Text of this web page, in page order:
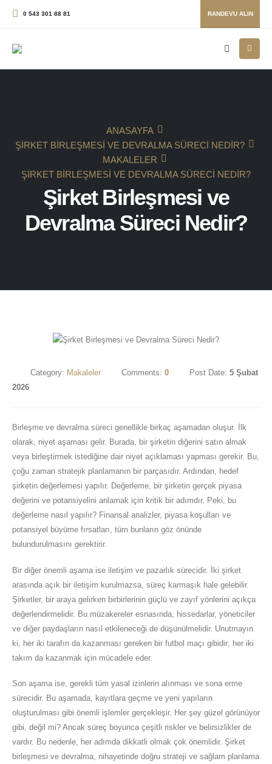
0 543 301 88 81 RANDEVU ALIN
ANASAYFA
ŞIRKET BIRLEŞMESI VE DEVRALMA SÜRECI NEDIR?
MAKALELER
ŞIRKET BIRLEŞMESI VE DEVRALMA SÜRECI NEDIR?
Şirket Birleşmesi ve
Devralma Süreci Nedir?
Category: Makaleler Comments: 0 Post Date: 5 Şubat
2026
Birleşme ve devralma süreci genellikle birkaç aşamadan oluşur. İlk
olarak, niyet aşaması gelir. Burada, bir şirketin diğerini satın almak
veya birleştirmek istediğine dair niyet açıklaması yapması gerekir. Bu,
çoğu zaman stratejik planlamanın bir parçasıdır. Ardından, hedef
şirketin değerlemesi yapılır. Değerleme, bir şirketin gerçek piyasa
değerini ve potansiyelini anlamak için kritik bir adımdır. Peki, bu
değerleme nasıl yapılır? Finansal analizler, piyasa koşulları ve
potansiyel büyüme fırsatları, tüm bunların göz önünde
bulundurulmasını gerektirir.
Bir diğer önemli aşama ise iletişim ve pazarlık sürecidir. İki şirket
arasında açık bir iletişim kurulmazsa, süreç karmaşık hale gelebilir.
Şirketler, bir araya gelirken birbirlerinin güçlü ve zayıf yönlerini açıkça
değerlendirmelidir. Bu müzakereler esnasında, hissedarlar, yöneticiler
ve diğer paydaşların nasıl etkileneceği de düşünülmelidir. Unutmayın
ki, her iki tarafın da kazanması gereken bir futbol maçı gibidir; her iki
takım da kazanmak için mücadele eder.
Son aşama ise, gerekli tüm yasal izinlerin alınması ve sona erme
sürecidir. Bu aşamada, kayıtlara geçme ve yeni yapıların
oluşturulması gibi önemli işlemler gerçekleşir. Her şey güzel görünüyor
gibi, değil mi? Ancak süreç boyunca çeşitli riskler ve belirsizlikler de
vardır. Bu nedenle, her adımda dikkatli olmak çok önemlidir. Şirket
birleşmesi ve devralma, nihayetinde doğru strateji ve sağlam planlama